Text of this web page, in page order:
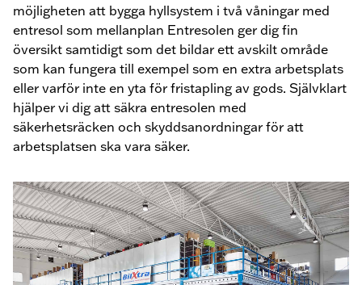
möjligheten att bygga hyllsystem i två våningar med
entresol som mellanplan Entresolen ger dig fin
översikt samtidigt som det bildar ett avskilt område
som kan fungera till exempel som en extra arbetsplats
eller varför inte en yta för fristapling av gods. Självklart
hjälper vi dig att säkra entresolen med
säkerhetsräcken och skyddsanordningar för att
arbetsplatsen ska vara säker.